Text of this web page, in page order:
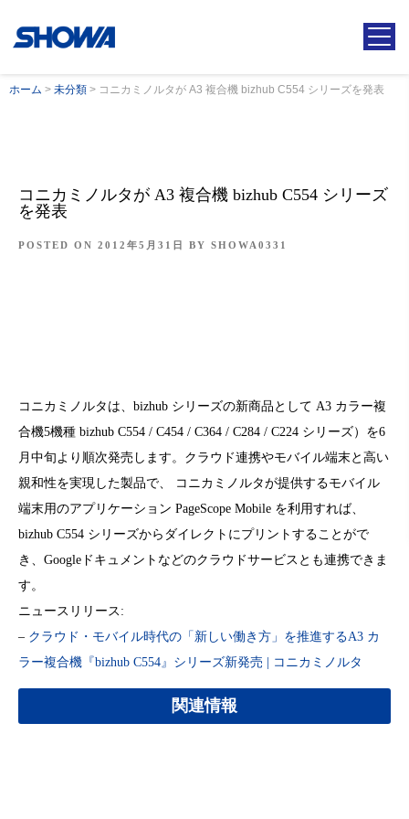
ホーム > 未分類 > コニカミノルタが A3 複合機 bizhub C554 シリーズを発表
コニカミノルタが A3 複合機 bizhub C554 シリーズ
を発表
POSTED ON 2012年5月31日 BY SHOWA0331
コニカミノルタは、bizhub シリーズの新商品として A3 カラー複
合機5機種 bizhub C554 / C454 / C364 / C284 / C224 シリーズ）を6
月中旬より順次発売します。クラウド連携やモバイル端末と高い
親和性を実現した製品で、 コニカミノルタが提供するモバイル
端末用のアプリケーション PageScope Mobile を利用すれば、
bizhub C554 シリーズからダイレクトにプリントすることがで
き、Googleドキュメントなどのクラウドサービスとも連携できま
す。
ニュースリリース:
– クラウド・モバイル時代の「新しい働き方」を推進するA3 カ
ラー複合機『bizhub C554』シリーズ新発売 | コニカミノルタ
関連情報